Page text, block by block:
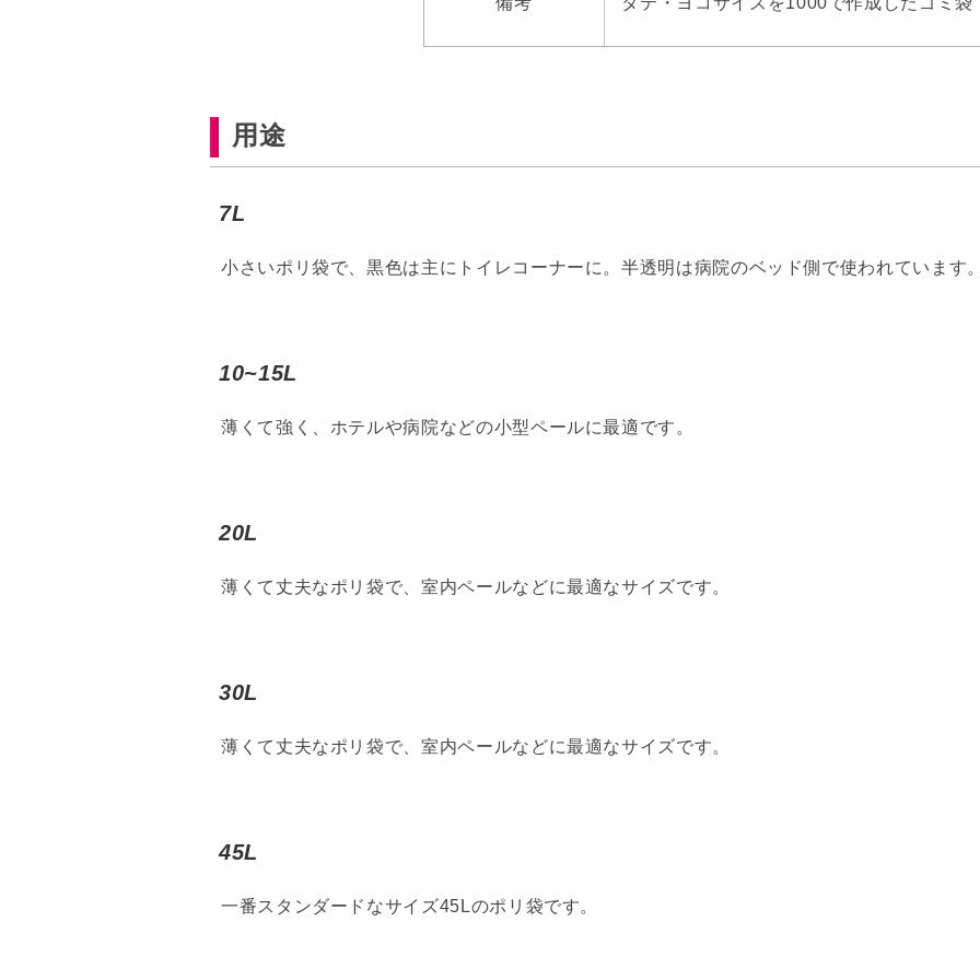
用途
7L
小さいポリ袋で、黒色は主にトイレコーナーに。半透明は病院のベッド側で使われています。
10~15L
薄くて強く、ホテルや病院などの小型ペールに最適です。
20L
薄くて丈夫なポリ袋で、室内ペールなどに最適なサイズです。
30L
薄くて丈夫なポリ袋で、室内ペールなどに最適なサイズです。
45L
一番スタンダードなサイズ45Lのポリ袋です。